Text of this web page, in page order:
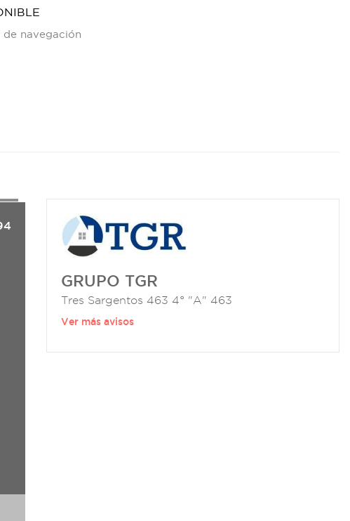
de navegación
GRUPO TGR
Tres Sargentos 463 4° "A" 463
Ver más avisos